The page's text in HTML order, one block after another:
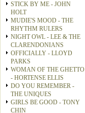
STICK BY ME - JOHN
HOLT
MUDIE'S MOOD - THE
RHYTHM RULERS
NIGHT OWL - LEE & THE
CLARENDONIANS
OFFICIALLY - LLOYD
PARKS
WOMAN OF THE GHETTO
- HORTENSE ELLIS
DO YOU REMEMBER -
THE UNIQUES
GIRLS BE GOOD - TONY
CHIN